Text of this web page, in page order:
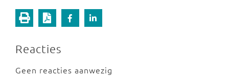
Reacties
Geen reacties aanwezig